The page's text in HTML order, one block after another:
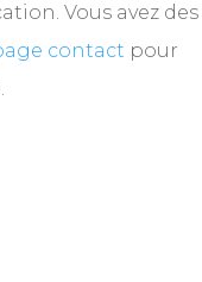
Vous avez des
contact pour